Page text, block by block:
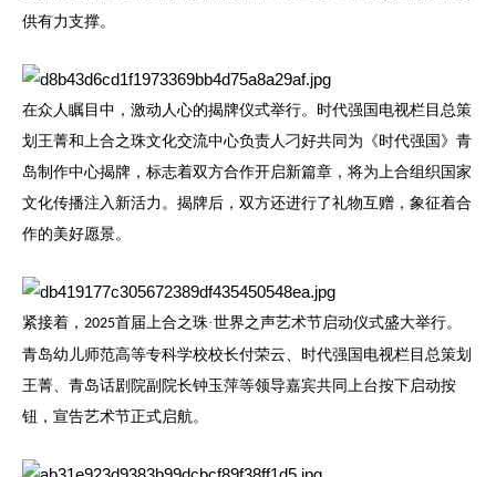
供有力支撑。
在众人瞩目中，激动人心的揭牌仪式举行。时代强国电视栏目总策
划王菁和上合之珠文化交流中心负责人刁好共同为《时代强国》青
岛制作中心揭牌，标志着双方合作开启新篇章，将为上合组织国家
文化传播注入新活力。揭牌后，双方还进行了礼物互赠，象征着合
作的美好愿景。
紧接着， 2025首届上合之珠·世界之声艺术节启动仪式盛大举行。
青岛幼儿师范高等专科学校校长付荣云、时代强国电视栏目总策划
王菁、青岛话剧院副院长钟玉萍等领导嘉宾共同上台按下启动按
钮，宣告艺术节正式启航。